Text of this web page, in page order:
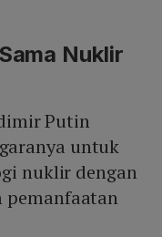
Nuklir
Putin
untuk
nuklir dengan
pemanfaatan